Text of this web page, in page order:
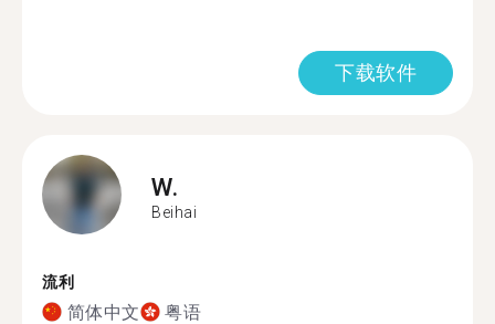
下载软件
W.
Beihai
流利
简体中文 粤语